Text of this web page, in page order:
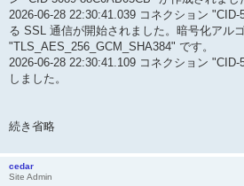
2026-06-28 22:30:41.039 コネクション
る SSL 通信が開始されました。暗号化アル
"TLS_AES_256_GCM_SHA384" です。
2026-06-28 22:30:41.109 コネクション "CID-
しました。
続き省略
cedar
Site Admin